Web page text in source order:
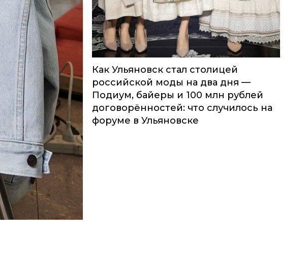
Как Ульяновск стал столицей
российской моды на два дня —
Подиум, байеры и 100 млн рублей
договорённостей: что случилось на
форуме в Ульяновске